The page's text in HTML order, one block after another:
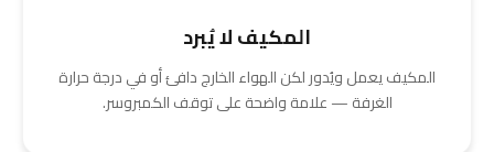
المكيف لا يُبرد
المكيف يعمل ويُدور لكن الهواء الخارج دافئ أو في درجة حرارة
الغرفة — علامة واضحة على توقف الكمبروسر.